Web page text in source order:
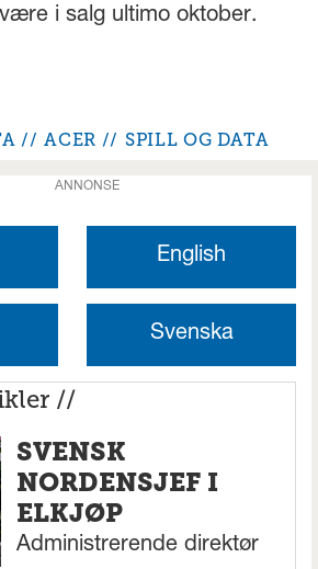
i salg ultimo oktober.
ACER SPILL OG DATA
ANNONSE
English
Svenska
//
SVENSK
NORDENSJEF I
ELKJØP
Administrerende direktør